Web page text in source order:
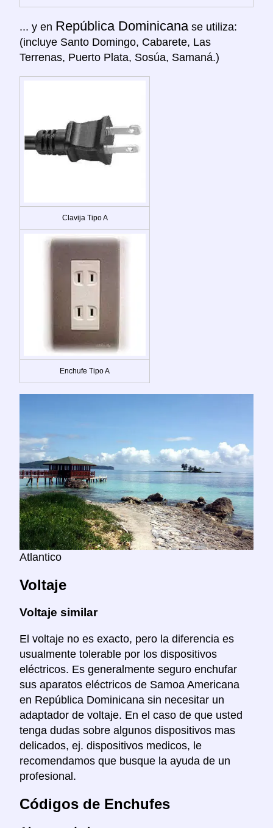
... y en República Dominicana se utiliza:
(incluye Santo Domingo, Cabarete, Las
Terrenas, Puerto Plata, Sosúa, Samaná.)
Clavija Tipo A
Enchufe Tipo A
Atlantico
Voltaje
Voltaje similar
El voltaje no es exacto, pero la diferencia es
usualmente tolerable por los dispositivos
eléctricos. Es generalmente seguro enchufar
sus aparatos eléctricos de Samoa Americana
en República Dominicana sin necesitar un
adaptador de voltaje. En el caso de que usted
tenga dudas sobre algunos dispositivos mas
delicados, ej. dispositivos medicos, le
recomendamos que busque la ayuda de un
profesional.
Códigos de Enchufes